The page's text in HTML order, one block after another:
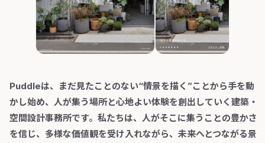
Puddleは、まだ見たことのない“情景を描く”ことから手を動
かし始め、人が集う場所と心地よい体験を創出していく建築・
空間設計事務所です。私たちは、人がそこに集うことの豊かさ
を信じ、多様な価値観を受け入れながら、未来へとつながる景